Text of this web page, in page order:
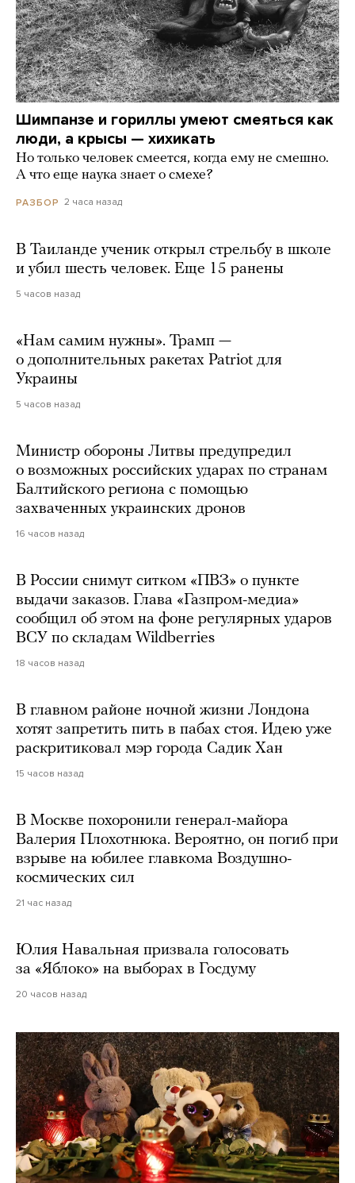
Шимпанзе и гориллы умеют смеяться как
люди, а крысы — хихикать
Но только человек смеется, когда ему не смешно.
А что еще наука знает о смехе?
РАЗБОР 2 часа назад
В Таиланде ученик открыл стрельбу в школе
и убил шесть человек. Еще 15 ранены
5 часов назад
«Нам самим нужны». Трамп —
о дополнительных ракетах Patriot для
Украины
5 часов назад
Министр обороны Литвы предупредил
о возможных российских ударах по странам
Балтийского региона с помощью
захваченных украинских дронов
16 часов назад
В России снимут ситком «ПВЗ» о пункте
выдачи заказов. Глава «Газпром-медиа»
сообщил об этом на фоне регулярных ударов
ВСУ по складам Wildberries
18 часов назад
В главном районе ночной жизни Лондона
хотят запретить пить в пабах стоя. Идею уже
раскритиковал мэр города Садик Хан
15 часов назад
В Москве похоронили генерал-майора
Валерия Плохотнюка. Вероятно, он погиб при
взрыве на юбилее главкома Воздушно-
космических сил
21 час назад
Юлия Навальная призвала голосовать
за «Яблоко» на выборах в Госдуму
20 часов назад